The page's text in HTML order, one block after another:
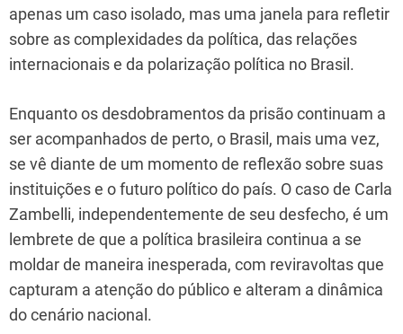
apenas um caso isolado, mas uma janela para refletir
sobre as complexidades da política, das relações
internacionais e da polarização política no Brasil.
Enquanto os desdobramentos da prisão continuam a
ser acompanhados de perto, o Brasil, mais uma vez,
se vê diante de um momento de reflexão sobre suas
instituições e o futuro político do país. O caso de Carla
Zambelli, independentemente de seu desfecho, é um
lembrete de que a política brasileira continua a se
moldar de maneira inesperada, com reviravoltas que
capturam a atenção do público e alteram a dinâmica
do cenário nacional.